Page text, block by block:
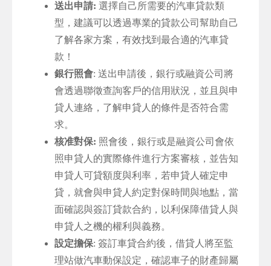
送出申請: 選擇自己所需要的汽車貸款類
型，建議可以透過專業的貸款公司幫助自己
了解各家方案，有效找到最合適的汽車貸
款！
銀行照會: 送出申請後，銀行或融資公司將
會透過聯徵查詢客戶的信用狀況，並且與申
貸人連絡，了解申貸人的條件是否符合需
求。
核准對保: 照會後，銀行或是融資公司會依
照申貸人的實際條件進行方案審核，並告知
申貸人可貸額度與利率，若申貸人確定申
貸，就會與申貸人約定對保時間與地點，當
面確認與簽訂貸款合約，以利保障借貸人與
申貸人之機的權利與義務。
設定擔保: 簽訂車貸合約後，借貸人將至監
理站做汽車動保設定，確認車子的財產歸屬